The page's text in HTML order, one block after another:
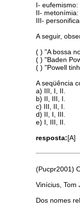
I-
II-
III-
A seguir,
( ) "A bossa
( ) "Baden
( ) "Powell
A seqüência
a) III, I, II.
b) II, III, I.
c) III, II, I.
d) II, I, III.
e) I, III, II.
resposta:[A]
(Pucpr2001)
Vinícius, Tom
Dos nomes